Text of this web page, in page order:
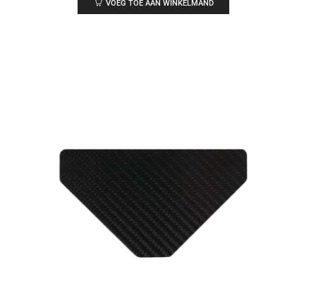
VOEG TOE AAN WINKELMAND